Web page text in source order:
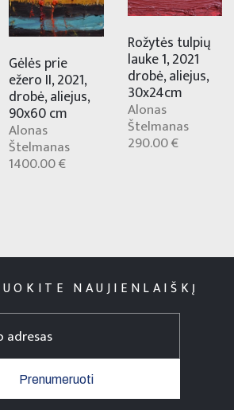
Gėlės prie
ežero II, 2021,
drobė, aliejus,
90x60 cm
Alonas
Štelmanas
1400.00 €
Rožytės tulpių
lauke 1, 2021
drobė, aliejus,
30x24cm
Alonas
Štelmanas
290.00 €
NAUJIENLAIŠKĮ
Prenumeruoti